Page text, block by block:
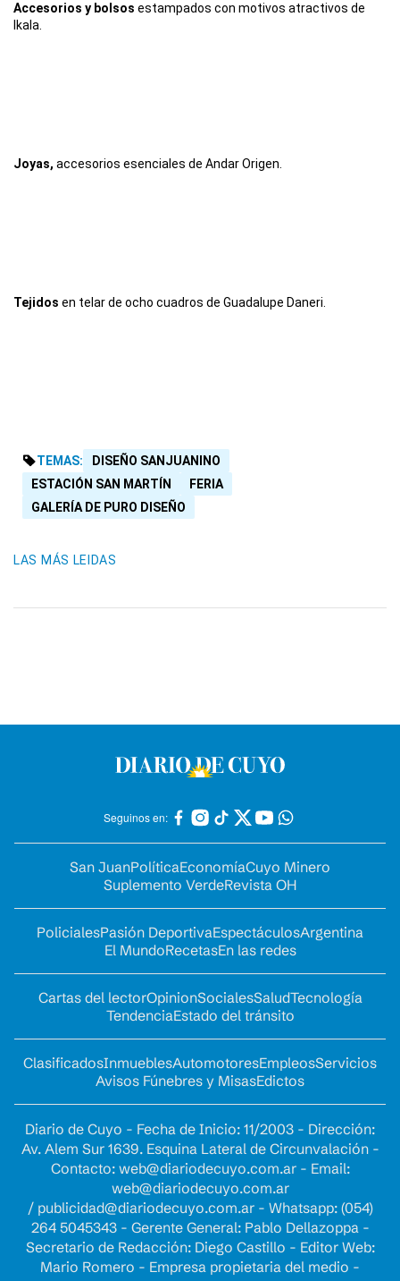
Accesorios y bolsos estampados con motivos atractivos de
Ikala.
Joyas, accesorios esenciales de Andar Origen.
Tejidos en telar de ocho cuadros de Guadalupe Daneri.
TEMAS:
DISEÑO SANJUANINO
ESTACIÓN SAN MARTÍN
FERIA
GALERÍA DE PURO DISEÑO
LAS MÁS LEIDAS
Seguinos en:
San JuanPolíticaEconomíaCuyo Minero
Suplemento VerdeRevista OH
PolicialesPasión DeportivaEspectáculosArgentina
El MundoRecetasEn las redes
Cartas del lectorOpinionSocialesSaludTecnología
TendenciaEstado del tránsito
ClasificadosInmueblesAutomotoresEmpleosServicios
Avisos Fúnebres y MisasEdictos
Diario de Cuyo - Fecha de Inicio: 11/2003 - Dirección:
Av. Alem Sur 1639. Esquina Lateral de Circunvalación -
Contacto: web@diariodecuyo.com.ar- Email:
web@diariodecuyo.com.ar
/ publicidad@diariodecuyo.com.ar- Whatsapp: (054)
264 5045343 - Gerente General: Pablo Dellazoppa -
Secretario de Redacción: Diego Castillo - Editor Web:
Mario Romero - Empresa propietaria del medio -